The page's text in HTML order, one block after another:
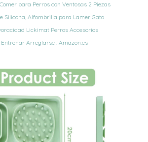
para Perros con Ventosas 2 Piezas
Silicona, Alfombrilla para Lamer Gato
Lickimat Perros Accesorios
Arreglarse : Amazon.es